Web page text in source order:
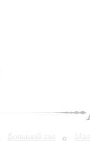
Большой зал